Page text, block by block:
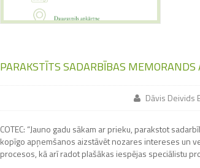
PARAKSTĪTS SADARBĪBAS
Dāvis Deivids
COTEC: “Jauno gadu sākam ar prieku, parakstot
kopīgo apņemšanos aizstāvēt nozares intereses un
procesos, kā arī radot plašākas iespējas speciālistu